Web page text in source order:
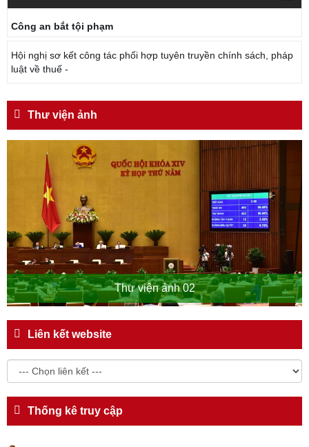
Công an bắt tội phạm
Hội nghị sơ kết công tác phối hợp tuyên truyền chính sách, pháp
luật về thuế -
Thư viện ảnh
Thư viện ảnh 02
Liên kết website
Thống kê truy cập